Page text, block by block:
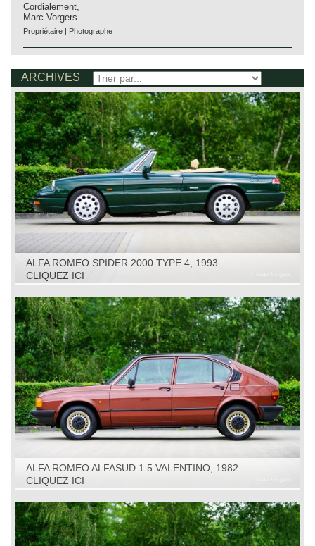
Cordialement,
Marc Vorgers
Propriétaire | Photographe
ARCHIVES
ALFA ROMEO SPIDER 2000 TYPE 4, 1993
CLIQUEZ ICI
ALFA ROMEO ALFASUD 1.5 VALENTINO, 1982
CLIQUEZ ICI